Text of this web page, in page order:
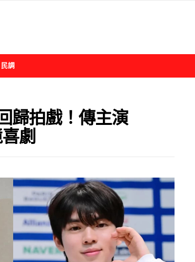
民調
歸拍戲！傳主演
劇